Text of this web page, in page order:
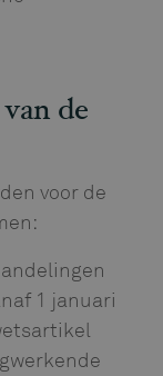
de
voor de
1 januari